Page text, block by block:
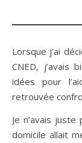
Lorsque j’ai décidé de déscolariser ma fille, Sarah, avec le
CNED, j’avais
idées pour
retrouvée
Je n’avais
domicile allait